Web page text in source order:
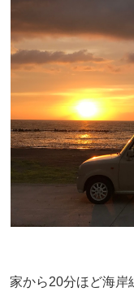
家から20分ほど海岸